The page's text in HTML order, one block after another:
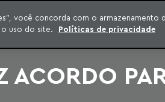
JURÍDICA
MACHADO MEYER ADVOGADOS
ACORDO
você concorda com o armazenamento
o uso do site.
Políticas de privacidade